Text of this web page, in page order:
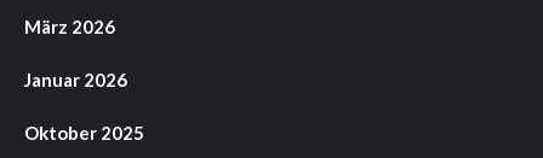
März 2026
Januar 2026
Oktober 2025